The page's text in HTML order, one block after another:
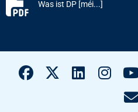
Was ist DP [méi...]